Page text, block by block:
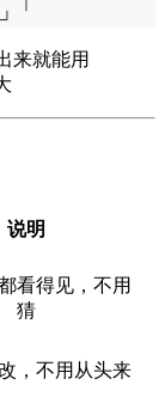
来就能用
说明
看得见，不用
猜
，不用从头来